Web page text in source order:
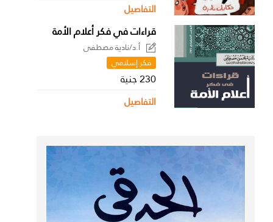
التفاصيل
قراءات في فكر أعلام الأمة
أ.د/نادية مصطفى
فكر إسلامي
230 جنية
التفاصيل